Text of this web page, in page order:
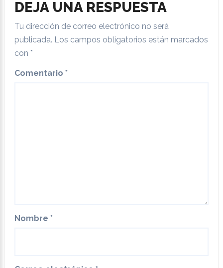
DEJA UNA RESPUESTA
Tu dirección de correo electrónico no será
publicada. Los campos obligatorios están marcados
con*
Comentario*
Nombre*